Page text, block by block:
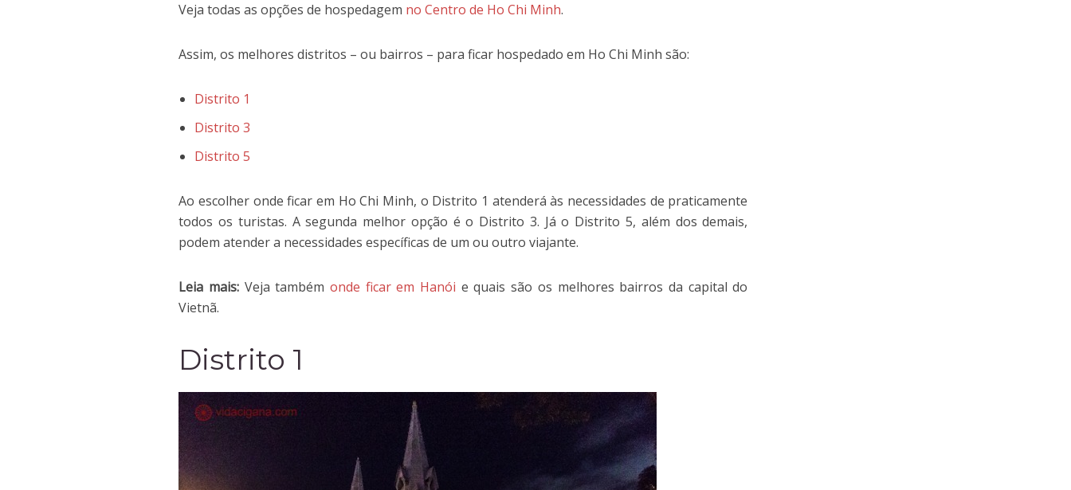
Veja todas as opções de hospedagem no Centro de Ho Chi Minh.
Assim, os melhores distritos – ou bairros – para ficar hospedado em Ho Chi Minh são:
Distrito 1
Distrito 3
Distrito 5
Ao escolher onde ficar em Ho Chi Minh, o Distrito 1 atenderá às necessidades de praticamente
todos os turistas. A segunda melhor opção é o Distrito 3. Já o Distrito 5, além dos demais,
podem atender a necessidades específicas de um ou outro viajante.
Leia mais:Veja tambémonde ficar em Hanói e quais são os melhores bairros da capital do
Vietnã.
Distrito 1